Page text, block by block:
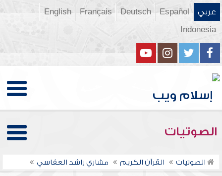
عربي Español
Deutsch
Français
English
Indonesia
الصوتيات
الصوتيات القرآن الكريم مشاري راشد العفاسي